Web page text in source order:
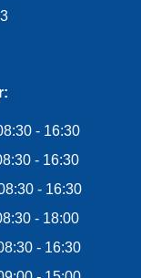
- 16:30
- 16:30
- 16:30
- 18:00
- 16:30